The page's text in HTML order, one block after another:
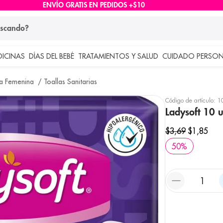
ENVÍO GRATIS EN PEDIDOS +$10
DÍAS DEL BEBÉ TRATAMIENTOS Y SALUD CUIDADO
Femenina Toallas Sanitarias
Código de artículo:
Ladysoft 10
$3,69 $1 ,85
50%
buscados